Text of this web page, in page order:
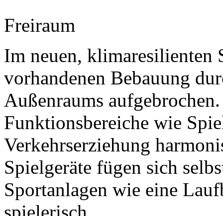
Freiraum
Im neuen, klimaresilienten
vorhandenen Bebauung
Außenraums
Funktionsbereiche wie
Verkehrserziehung
Spielgeräte fügen sich
Sportanlagen wie eine